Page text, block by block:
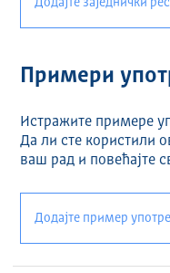
Додајте заједнички
Примери
Истражите примере
Да ли сте користили
ваш рад и повећајте
Додајте пример